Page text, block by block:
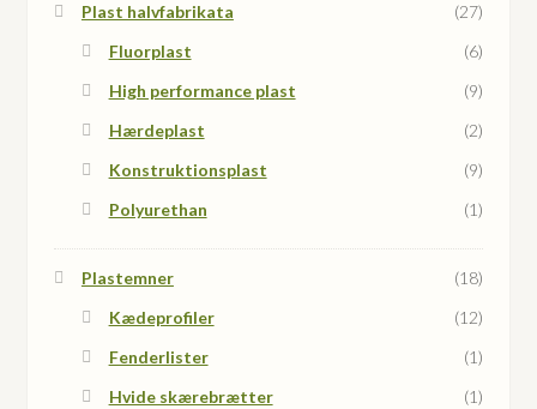
Plast halvfabrikata
(27)
Fluorplast
(6)
High performance plast
(9)
Hærdeplast
(2)
Konstruktionsplast
(9)
Polyurethan
(1)
Plastemner
(18)
Kædeprofiler
(12)
Fenderlister
(1)
Hvide skærebrætter
(1)